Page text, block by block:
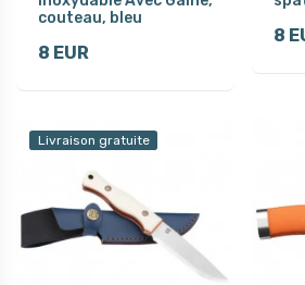
couteau, bleu
8 EUR
8
Livraison gratuite